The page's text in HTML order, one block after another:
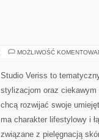
MOŻLIWOŚĆ
Studio Veriss to
stylizacjom oraz ciekawym
chcą rozwijać swoje
ma charakter lifestylowy i
związane z pielęgnacją